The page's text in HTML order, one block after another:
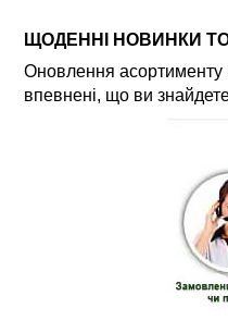
ЩОДЕННІ НОВИНКИ
Оновлення асортименту
впевнені, що ви